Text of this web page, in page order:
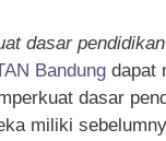
dasar pendidikan
Bandung dapat
dasar
miliki